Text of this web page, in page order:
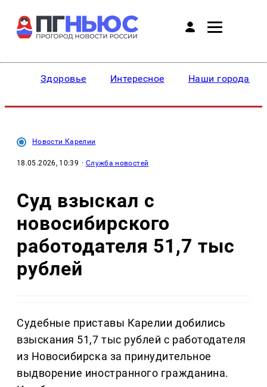
Здоровье Интересное Наши города
Новости Карелии
18.05.2026, 10:39 · Служба новостей
Суд взыскал с
новосибирского
работодателя 51,7 тыс
рублей
Судебные приставы Карелии добились
взыскания 51,7 тыс рублей с работодателя
из Новосибирска за принудительное
выдворение иностранного гражданина.